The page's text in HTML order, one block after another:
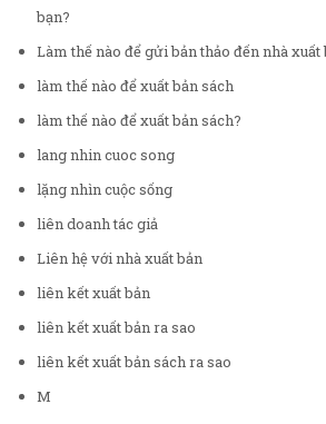
bạn?
Làm thế nào để gửi bản thảo đến nhà xuất
làm thế nào để xuất bản sách
làm thế nào để xuất bản sách?
lang nhin cuoc song
lặng nhìn cuộc sống
liên doanh tác giả
Liên hệ với nhà xuất bản
liên kết xuất bản
liên kết xuất bản ra sao
liên kết xuất bản sách ra sao
M